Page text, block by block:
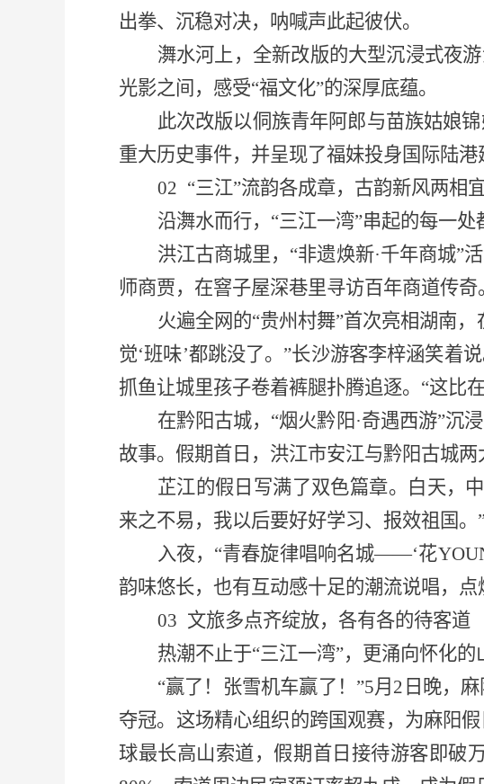
出拳、沉稳对决，呐喊声此起彼伏。
㵲水河上，全新改版的大型沉浸式夜
光影之间，感受“福文化”的深厚底蕴。
此次改版以侗族青年阿郎与苗族姑娘
重大历史事件，并呈现了福妹投身国际陆港
02 “三江”流韵各成章，古韵新风两相
沿㵲水而行， “三江一湾”串起的每一处
洪江古商城里， “非遗焕新·千年商城”
师商贾，在窨子屋深巷里寻访百年商道传奇
火遍全网的“贵州村舞”首次亮相湖南
觉‘班味’都跳没了。”长沙游客李梓涵笑着
抓鱼让城里孩子卷着裤腿扑腾追逐。“这比
在黔阳古城， “烟火黔阳·奇遇西游”沉
故事。假期首日，洪江市安江与黔阳古城两
芷江的假日写满了双色篇章。白天，
来之不易，我以后要好好学习、报效祖国。
入夜， “青春旋律唱响名城——‘花
韵味悠长，也有互动感十足的潮流说唱，点
03 文旅多点齐绽放，各有各的待客道
热潮不止于“三江一湾”，更涌向怀化的
“赢了！张雪机车赢了！”5月2日晚，
夺冠。这场精心组织的跨国观赛，为麻阳
球最长高山索道，假期首日接待游客即破